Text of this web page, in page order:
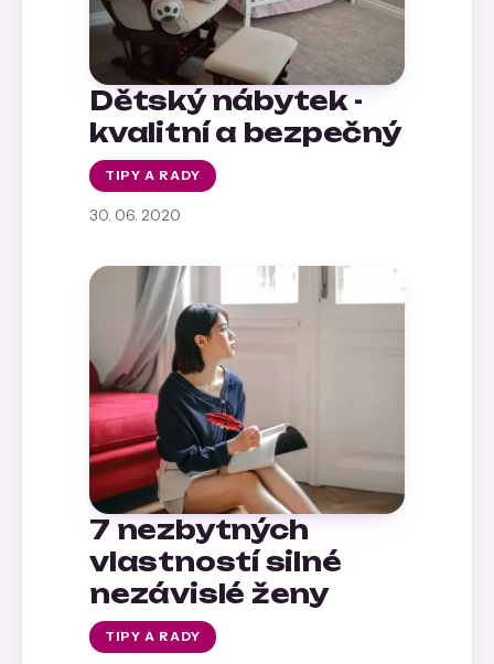
Dětský nábytek -
kvalitní a bezpečný
TIPY A RADY
30. 06. 2020
7 nezbytných
vlastností silné
nezávislé ženy
TIPY A RADY